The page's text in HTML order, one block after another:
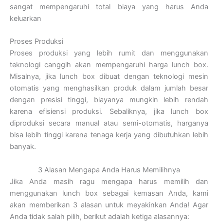
sangat mempengaruhi total biaya yang harus Anda
keluarkan
Proses Produksi
Proses produksi yang lebih rumit dan menggunakan
teknologi canggih akan mempengaruhi harga lunch box.
Misalnya, jika lunch box dibuat dengan teknologi mesin
otomatis yang menghasilkan produk dalam jumlah besar
dengan presisi tinggi, biayanya mungkin lebih rendah
karena efisiensi produksi. Sebaliknya, jika lunch box
diproduksi secara manual atau semi-otomatis, harganya
bisa lebih tinggi karena tenaga kerja yang dibutuhkan lebih
banyak.
3 Alasan Mengapa Anda Harus Memilihnya
Jika Anda masih ragu mengapa harus memilih dan
menggunakan lunch box sebagai kemasan Anda, kami
akan memberikan 3 alasan untuk meyakinkan Anda! Agar
Anda tidak salah pilih, berikut adalah ketiga alasannya: